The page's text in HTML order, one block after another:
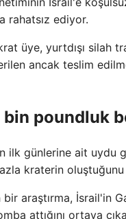
rahatsız ediyor.
üye, yurtdışı silah
ancak teslim
poundluk
ilk günlerine ait uydu
kraterin
bir araştırma, İsrail'in
attığını ortaya